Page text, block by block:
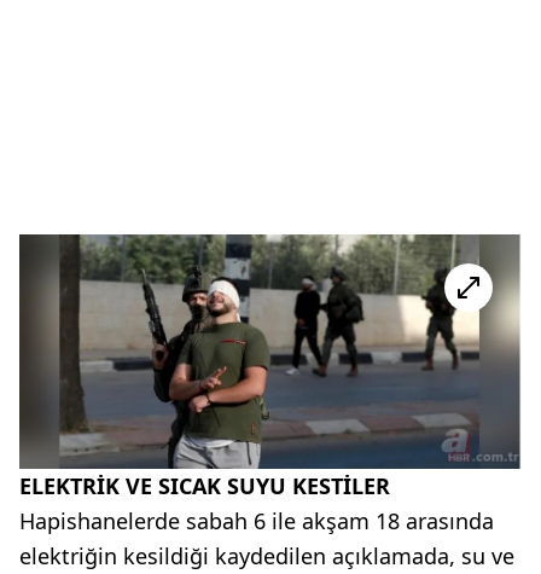
ELEKTRİK VE SICAK SUYU KESTİLER
Hapishanelerde sabah 6 ile akşam 18 arasında
elektriğin kesildiği kaydedilen açıklamada, su ve